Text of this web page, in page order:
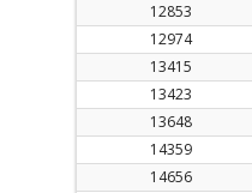
12853
12974
13415
13423
13648
14359
14656